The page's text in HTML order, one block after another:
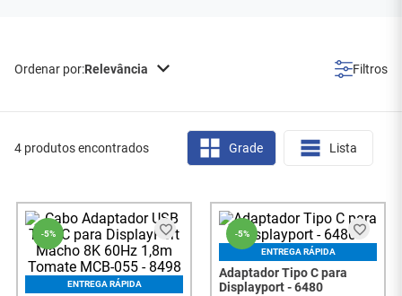
Relevância
4 produtos encontrados Grade Lista
-5%
ENTREGA RÁPIDA
-5%
ENTREGA RÁPIDA
Adaptador Tipo C para
Displayport - 6480